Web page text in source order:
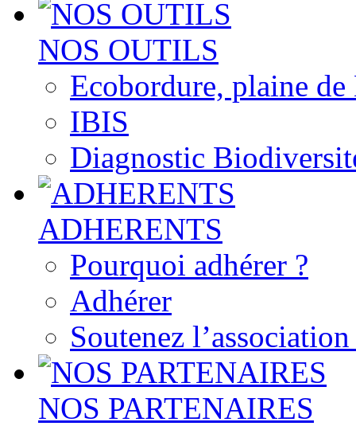
NOS OUTILS
Ecobordure, plaine de
IBIS
Diagnostic
ADHERENTS
Pourquoi adhérer ?
Adhérer
Soutenez
NOS PARTENAIRES